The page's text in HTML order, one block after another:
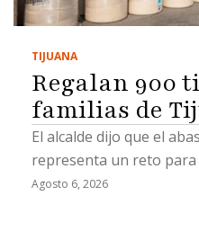
TIJUANA
Regalan 900
familias de
El alcalde dijo que el
representa un reto para
Agosto 6, 2026